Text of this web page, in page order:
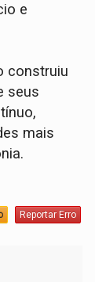
e
construiu
seus
mais
Reportar Erro